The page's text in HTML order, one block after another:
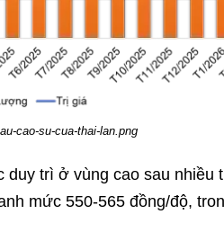
cao-su-cua-thai-lan.png
trì ở vùng cao sau nhiều
mức 550-565 đồng/độ,